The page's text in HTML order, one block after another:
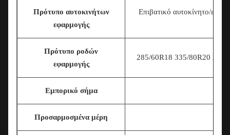
Πρότυπο αυτοκινήτων
εφαρμογής
Επιβατικό αυτοκίνητο/
Πρότυπο ροδών
εφαρμογής
285/60R18 335/80R20
Εμπορικό σήμα
Προσαρμοσμένα μέρη